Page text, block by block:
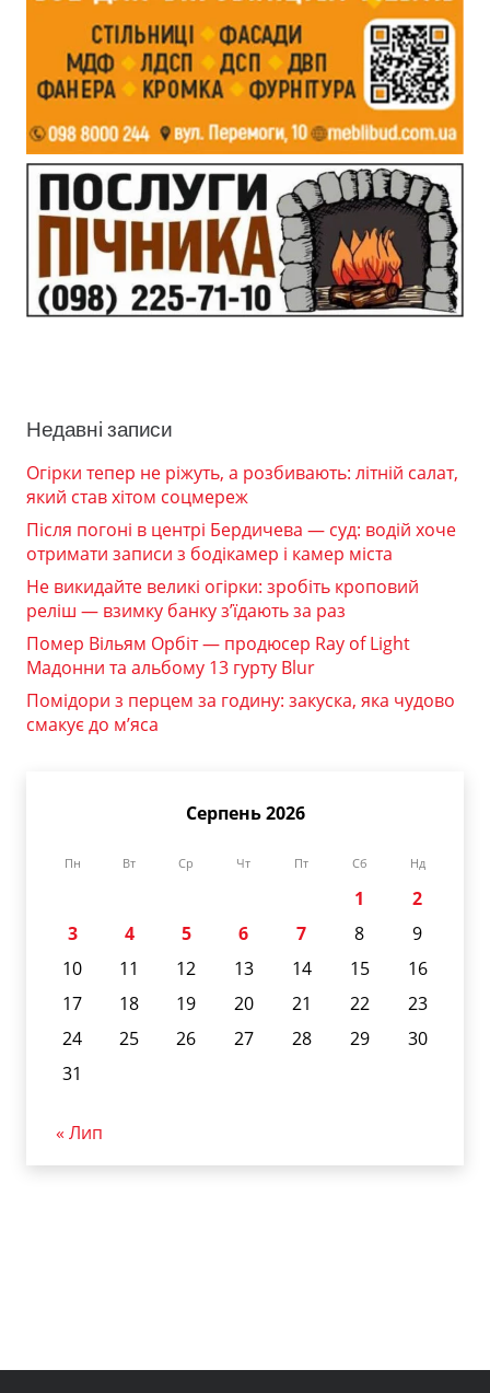
Недавні записи
Огірки тепер не ріжуть, а розбивають: літній салат,
який став хітом соцмереж
Після погоні в центрі Бердичева — суд: водій хоче
отримати записи з бодікамер і камер міста
Не викидайте великі огірки: зробіть кроповий
реліш — взимку банку з’їдають за раз
Помер Вільям Орбіт — продюсер Ray of Light
Мадонни та альбому 13 гурту Blur
Помідори з перцем за годину: закуска, яка чудово
смакує до м’яса
Серпень 2026
Пн Вт Ср Чт Пт Сб Нд
1
2
3
4 5 6 7 8
9
10
11 12 13 14 15
16
17
18 19 20 21 22
23
24
25 26 27 28 29
30
31
« Лип